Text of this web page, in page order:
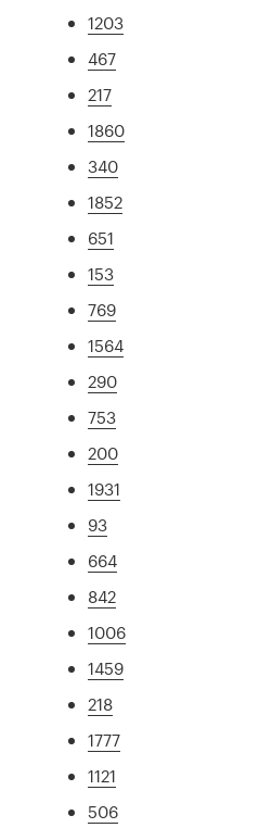
1203
467
217
1860
340
1852
651
153
769
1564
290
753
200
1931
93
664
842
1006
1459
218
1777
1121
506